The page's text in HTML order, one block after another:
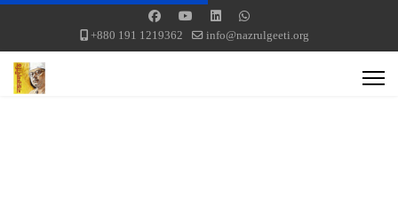
+880 191 1219362 info@nazrulgeeti.org